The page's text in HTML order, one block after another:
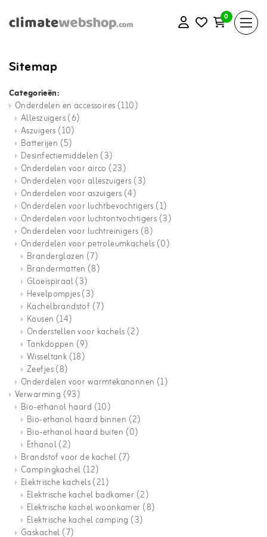
0
Sitemap
Categorieën:
Onderdelen en accessoires (110)
Alleszuigers(6)
Aszuigers (10)
Batterijen (5)
Desinfectiemiddelen (3)
Onderdelen voor airco (23)
Onderdelen voor alleszuigers (3)
Onderdelen voor aszuigers (4)
Onderdelen voor luchtbevochtigers (1)
Onderdelen voor luchtontvochtigers (3)
Onderdelen voor luchtreinigers (8)
Onderdelen voor petroleumkachels (0)
Branderglazen (7)
Brandermatten (8)
Gloeispiraal(3)
Hevelpompjes(3)
Kachelbrandstof (7)
Kousen (14)
Onderstellen voor kachels (2)
Tankdoppen (9)
Wisseltank (18)
Zeefjes(8)
Onderdelen voor warmtekanonnen (1)
Verwarming (93)
Bio-ethanol haard (10)
Bio-ethanol haard binnen (2)
Bio-ethanol haard buiten (0)
Ethanol(2)
Brandstof voor de kachel (7)
Campingkachel (12)
Elektrische kachels(21)
Elektrische kachel badkamer (2)
Elektrische kachel woonkamer (8)
Elektrische kachel camping (3)
Gaskachel (7)